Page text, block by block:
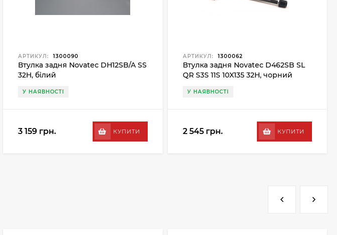
АРТИКУЛ: 1300090
Втулка задня Novatec DH12SB/A SS
32H, білий
У НАЯВНОСТІ
3 159 грн. КУПИТИ
АРТИКУЛ: 1300062
Втулка задня Novatec D462SB SL
QR S3S 11S 10X135 32H, чорний
У НАЯВНОСТІ
2 545 грн. КУПИТИ